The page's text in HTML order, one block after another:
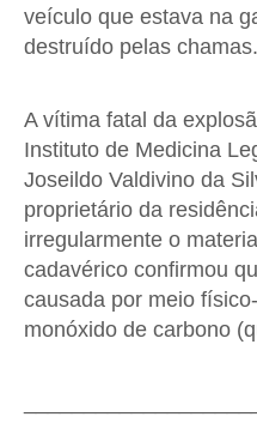
veículo que estava na
destruído pelas chamas.
A vítima fatal da
Instituto de Medicina
Joseildo Valdivino da
proprietário da
irregularmente o
cadavérico confirmou
causada por meio
monóxido de carbono